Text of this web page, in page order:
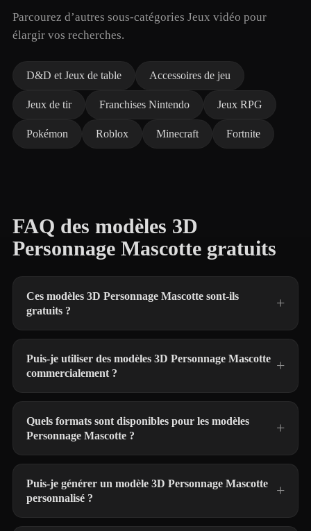
Parcourez d’autres sous-catégories Jeux vidéo pour
élargir vos recherches.
D&D et Jeux de table Accessoires de jeu
Jeux de tir Franchises Nintendo Jeux RPG
Pokémon Roblox Minecraft Fortnite
FAQ des modèles 3D
Personnage Mascotte gratuits
Ces modèles 3D Personnage Mascotte sont-ils
gratuits ?
Puis-je utiliser des modèles 3D Personnage Mascotte
commercialement ?
Quels formats sont disponibles pour les modèles
Personnage Mascotte ?
Puis-je générer un modèle 3D Personnage Mascotte
personnalisé ?